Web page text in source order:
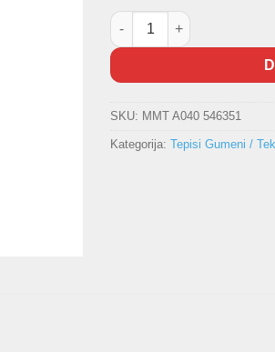
Gumeni tepisi BMW 3 E36
SKU: MMT A040 546351
Kategorija: Tepisi Gumeni /